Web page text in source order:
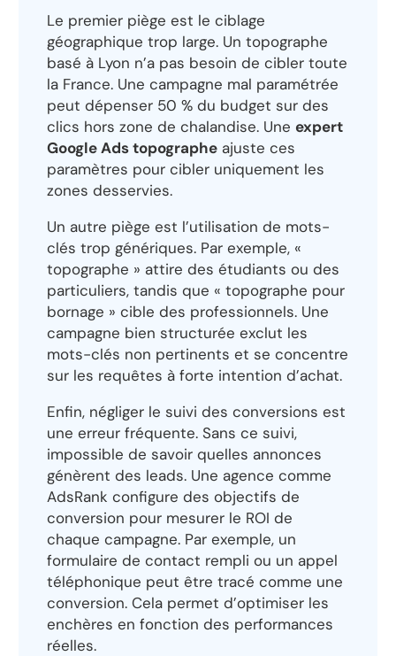
Le premier piège est le ciblage
géographique trop large. Un topographe
basé à Lyon n’a pas besoin de cibler toute
la France. Une campagne mal paramétrée
peut dépenser 50 % du budget sur des
clics hors zone de chalandise. Une expert
Google Ads topographe ajuste ces
paramètres pour cibler uniquement les
zones desservies.
Un autre piège est l’utilisation de mots-
clés trop génériques. Par exemple, «
topographe » attire des étudiants ou des
particuliers, tandis que « topographe pour
bornage » cible des professionnels. Une
campagne bien structurée exclut les
mots-clés non pertinents et se concentre
sur les requêtes à forte intention d’achat.
Enfin, négliger le suivi des conversions est
une erreur fréquente. Sans ce suivi,
impossible de savoir quelles annonces
génèrent des leads. Une agence comme
AdsRank configure des objectifs de
conversion pour mesurer le ROI de
chaque campagne. Par exemple, un
formulaire de contact rempli ou un appel
téléphonique peut être tracé comme une
conversion. Cela permet d’optimiser les
enchères en fonction des performances
réelles.